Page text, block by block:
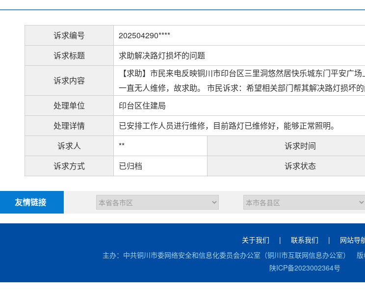
诉求编号
202504290****
诉求标题
求助解决路灯损坏的问题
诉求内容
【求助】市民来电反映铜川市印台区三里洞悠然居快乐城东门平安广
一直无人维修，故求助。 市民诉求：希望相关部门帮其解决路灯损坏的
处理单位
印台区住建局
处理详情
已安排工作人员进行维修，目前路灯已维修好，能够正常照明。
诉求人
** 诉求时间
诉求方式
已归档 诉求状态
友情链接
关于我们 | 联系我们 |
网站导
主办：中共铜川市委网络安全和信息化委员会办公室（铜川市互联网信息办公室）
陕ICP备2023002364号